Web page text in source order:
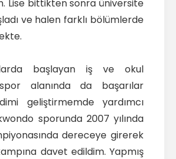
Lise bittikten sonra üniversite
ve halen farklı bölümlerde
başlayan iş ve okul
alanında da başarılar
geliştirmemde yardımcı
sporunda 2007 yılında
dereceye girerek
davet edildim. Yapmış